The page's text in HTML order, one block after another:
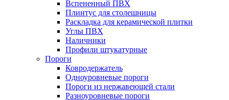
Вспененный ПВХ
Плинтус для столешницы
Раскладка для керамической плитки
Углы ПВХ
Наличники
Профили штукатурные
Пороги
Ковродержатель
Одноуровневые пороги
Пороги из нержавеющей стали
Разноуровневые пороги